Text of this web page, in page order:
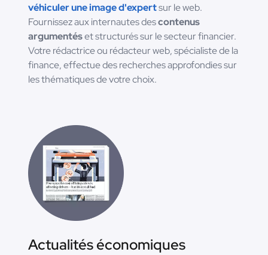
véhiculer une image d'expertsur le web.
Fournissez aux internautes descontenus
argumentéset structurés sur le secteur financier.
Votre rédactrice ou rédacteur web, spécialiste de la
finance, effectue des recherches approfondies sur
les thématiques de votre choix.
Actualités économiques